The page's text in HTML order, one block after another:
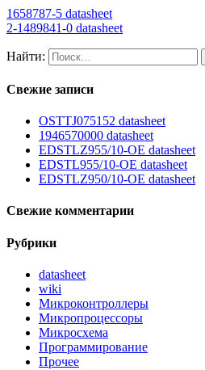
1658787-5 datasheet
2-1489841-0 datasheet
Найти:
Свежие записи
OSTTJ075152 datasheet
1946570000 datasheet
EDSTLZ955/10-OE datasheet
EDSTL955/10-OE datasheet
EDSTLZ950/10-OE datasheet
Свежие комментарии
Рубрики
datasheet
wiki
Микроконтроллеры
Микропроцессоры
Микросхема
Программирование
Прочее